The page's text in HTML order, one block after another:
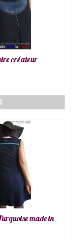
créateur
made in